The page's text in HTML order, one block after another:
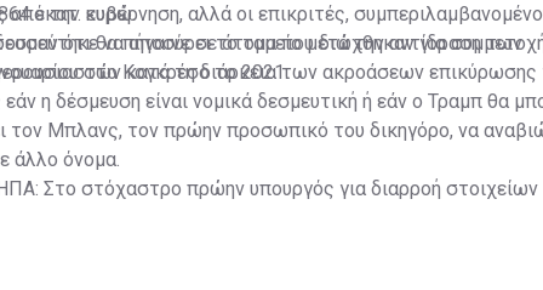
εκατ. ευρώ.
από την κυβέρνηση, αλλά οι επικριτές,
ότι θα πήγαινε σε άτομα που διώχθηκαν για
στο Κογκρέσο το 2021.
να αποσύρει το ταμείο μετά την αντίδραση των
κατά τη διάρκεια των ακροάσεων επικύρωσης
η δέσμευση είναι νομικά δεσμευτική ή εάν ο Τραμπ θα
τον Μπλανς, τον πρώην προσωπικό του δικηγόρο, να
άλλο όνομα.
Στο στόχαστρο πρώην υπουργός για διαρροή στοιχείων